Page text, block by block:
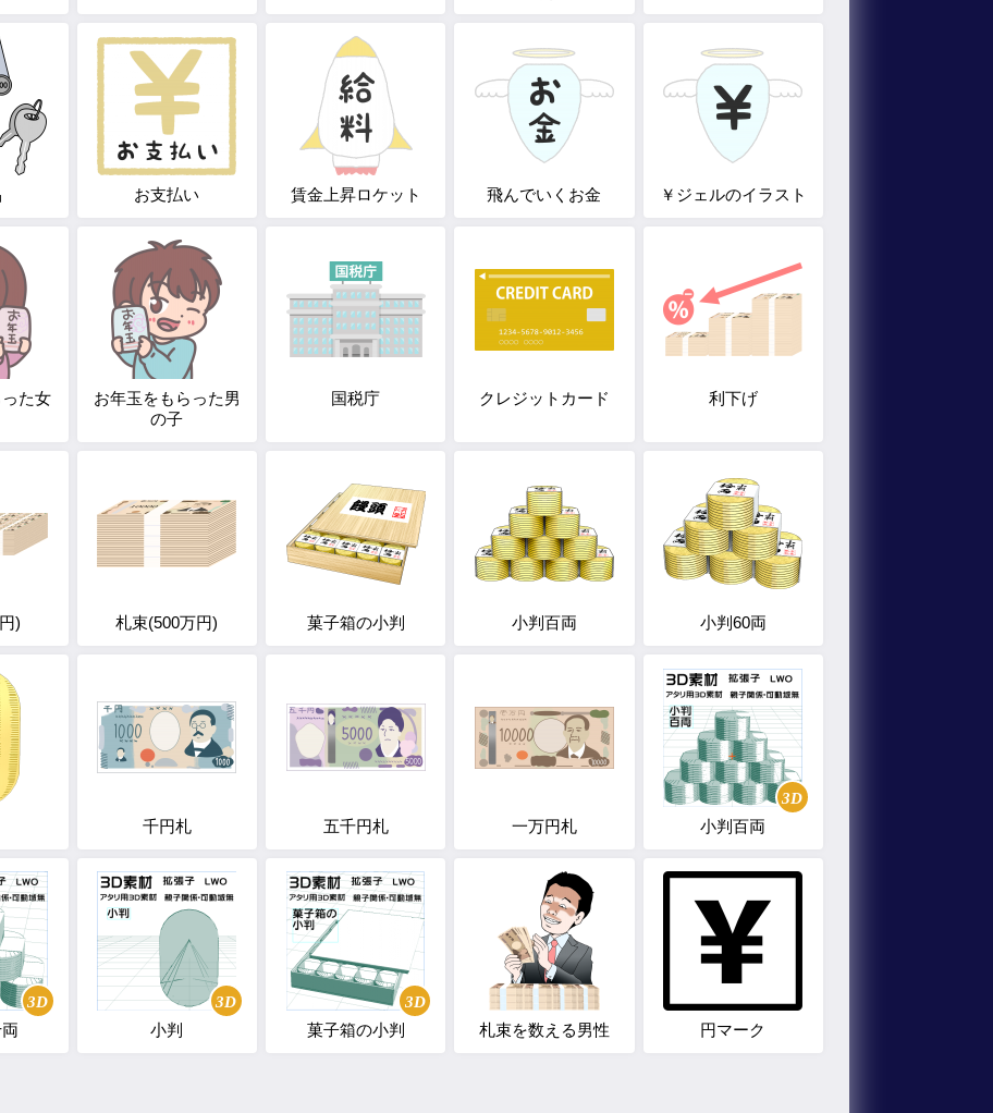
お支払い 賃金上昇ロケット 飛んでいくお金 ￥ジェルのイラスト
た女
お年玉をもらった男
の子
国税庁 クレジットカード 利下げ
) 札束(500万円) 菓子箱の小判 小判百両 小判60両
千円札 五千円札 一万円札
3D
小判百両
3D 3D
小判
3D
菓子箱の小判 札束を数える男性 円マーク